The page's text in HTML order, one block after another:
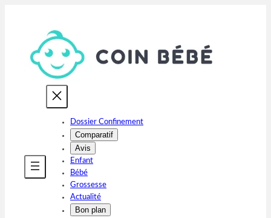
contenu
Dossier Confinement
Comparatif
Avis
Enfant
Bébé
Grossesse
Actualité
Bon plan